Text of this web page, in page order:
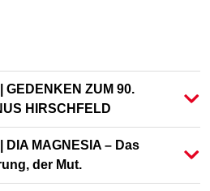
GEDENKEN ZUM 90.
HIRSCHFELD
DIA MAGNESIA – Das
der Mut.